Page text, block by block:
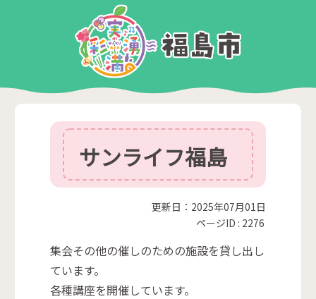
サンライフ福島
更新日：2025年07月01日
ページID : 2276
集会その他の催しのための施設を貸し出し
ています。
各種講座を開催しています。